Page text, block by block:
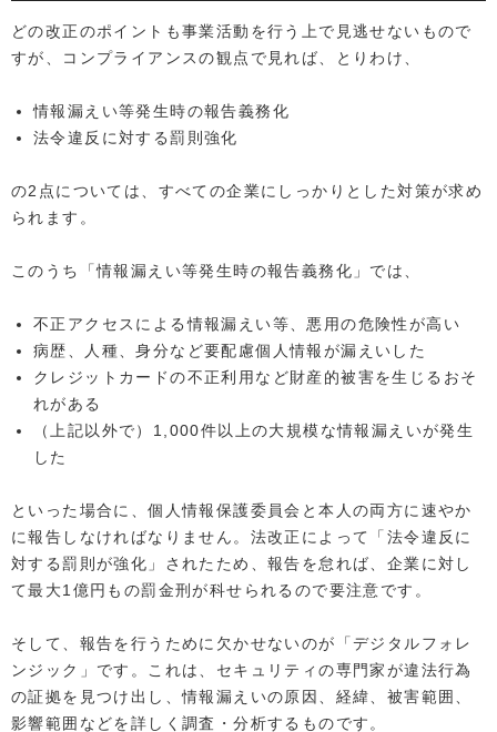
どの改正のポイントも事業活動を行う上で見逃せないもので
すが、コンプライアンスの観点で見れば、とりわけ、
情報漏えい等発生時の報告義務化
法令違反に対する罰則強化
の2点については、すべての企業にしっかりとした対策が求め
られます。
このうち「情報漏えい等発生時の報告義務化」では、
不正アクセスによる情報漏えい等、悪用の危険性が高い
病歴、人種、身分など要配慮個人情報が漏えいした
クレジットカードの不正利用など財産的被害を生じるおそ
れがある
（上記以外で）1,000件以上の大規模な情報漏えいが発生
した
といった場合に、個人情報保護委員会と本人の両方に速やか
に報告しなければなりません。法改正によって「法令違反に
対する罰則が強化」されたため、報告を怠れば、企業に対し
て最大1億円もの罰金刑が科せられるので要注意です。
そして、報告を行うために欠かせないのが「デジタルフォレ
ンジック」です。これは、セキュリティの専門家が違法行為
の証拠を見つけ出し、情報漏えいの原因、経緯、被害範囲、
影響範囲などを詳しく調査・分析するものです。